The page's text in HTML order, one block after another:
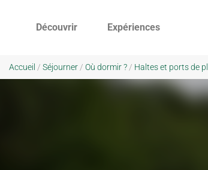
Découvrir Expériences
Accueil / Séjourner / Où dormir ? / Haltes et ports de